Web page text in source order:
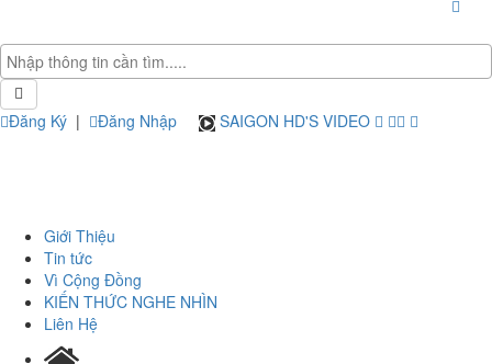
Đăng Ký | Đăng Nhập SAIGON HD'S VIDEO
Giới Thiệu
Tin tức
Vì Cộng Đồng
KIẾN THỨC NGHE NHÌN
Liên Hệ